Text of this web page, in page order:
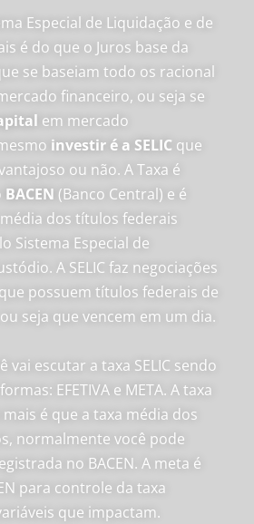
Especial de Liquidação e de
é do que o Juros base da
se baseiam todo os racional
financeiro, ou seja se
em mercado
investir é a SELIC que
ou não. A Taxa é
BACEN (Banco Central) e é
dos títulos federais
Sistema Especial de
A SELIC faz negociações
possuem títulos federais de
seja que vencem em um dia.
vai escutar a taxa SELIC sendo
EFETIVA e META. A taxa
mais é que a taxa média dos
normalmente você pode
no BACEN. A meta é
para controle da taxa
que impactam.